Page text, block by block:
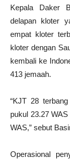
Kepala Daker
delapan kloter
empat kloter
kloter dengan
kembali ke
413 jemaah.
“KJT 28
pukul 23.27
WAS,” sebut
Operasional